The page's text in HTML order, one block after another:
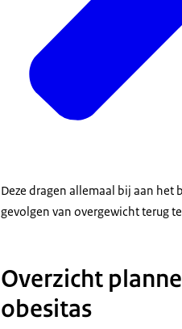
Deze dragen allemaal bij aan
gevolgen van overgewicht terug
Overzicht
obesitas